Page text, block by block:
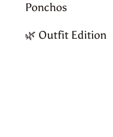
Ponchos
🌿 Outfit Edition